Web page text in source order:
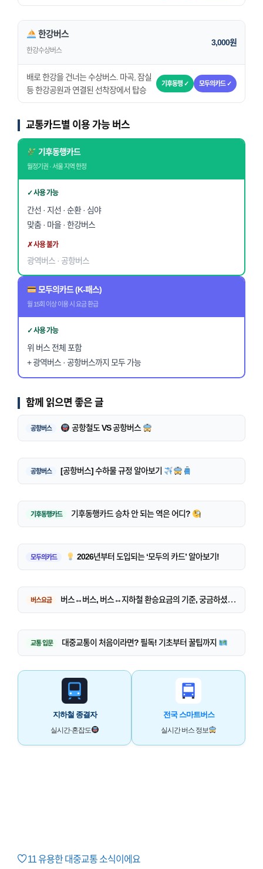
한강버스
한강수상버스
3,000원
배로 한강을 건너는 수상버스. 마곡, 잠실
등 한강공원과 연결된 선착장에서 탑승
기후동행 ✓ 모두의카드 ✓
교통카드별 이용 가능 버스
기후동행카드
월정기권 · 서울 지역 한정
✓ 사용 가능
간선 · 지선 · 순환 · 심야
맞춤 · 마을 · 한강버스
✗ 사용 불가
광역버스 · 공항버스
모두의카드 (K-패스)
월 15회 이상 이용 시 요금 환급
✓ 사용 가능
위 버스 전체 포함
+ 광역버스 · 공항버스까지 모두 가능
함께 읽으면 좋은 글
공항버스 공항철도 VS 공항버스
공항버스 [공항버스] 수하물 규정 알아보기
기후동행카드 기후동행카드 승차 안 되는 역은 어디?
모두의카드 2026년부터 도입되는 ‘모두의 카드’ 알아보기!
버스요금 버스↔버스, 버스↔지하철 환승요금의 기준, 궁금하셨죠?
교통 입문 대중교통이 처음이라면? 필독! 기초부터 꿀팁까지
지하철 종결자
실시간·혼잡도
전국 스마트버스
실시간 버스 정보
11유용한 대중교통 소식이에요